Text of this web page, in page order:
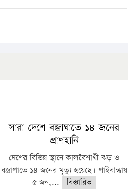
সারা দেশে বজ্রাঘাতে ১৪ জনের
প্রাণহানি
দেশের বিভিন্ন স্থানে কালবৈশাখী ঝড় ও
বজ্রাপাতে ১৪ জনের মৃত্যু হয়েছে। গাইবান্ধায়
৫ জন,...
বিস্তারিত